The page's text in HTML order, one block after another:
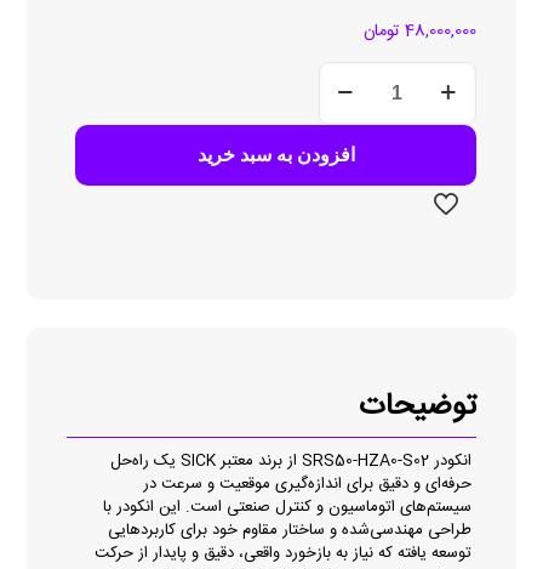
48,000,000 تومان
انکودر
SRS50-
HZA0-
S02
افزودن به سبد خرید
توضیحات
انکودر SRS50-HZA0-S02 از برند معتبر SICK یک راه‌حل
حرفه‌ای و دقیق برای اندازه‌گیری موقعیت و سرعت در
سیستم‌های اتوماسیون و کنترل صنعتی است. این انکودر با
طراحی مهندسی‌شده و ساختار مقاوم خود برای کاربردهایی
توسعه یافته که نیاز به بازخورد واقعی، دقیق و پایدار از حرکت